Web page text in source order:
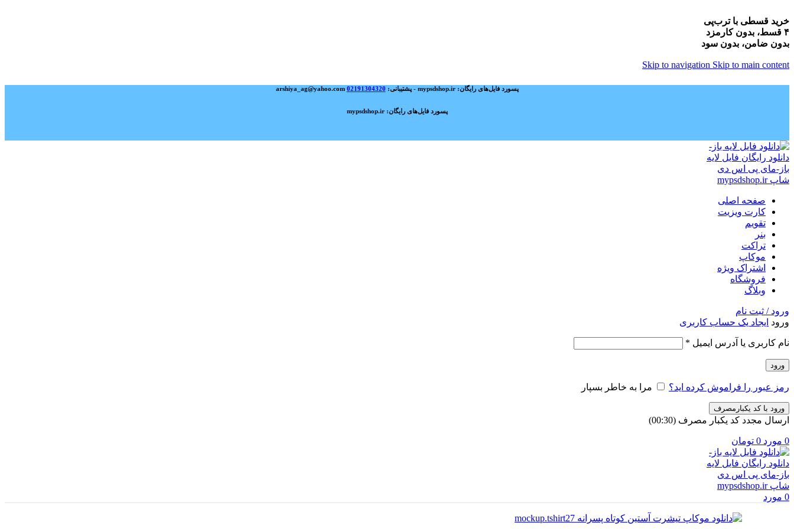
خرید قسطی با ترب‌پی
۴ قسط، بدون کارمزد
بدون ضامن، بدون سود
Skip to navigation Skip to main content
پسورد فایل‌های رایگان: mypsdshop.ir - پشتیبانی: arshiya_ag@yahoo.com 02191304320
پسورد فایل‌های رایگان: mypsdshop.ir
صفحه اصلی
کارت ویزیت
تقویم
بنر
تراکت
موکاپ
اشتراک ویژه
فروشگاه
وبلاگ
ورود / ثبت نام
ورود ایجاد یک حساب کاربری
نام کاربری یا آدرس ایمیل *
ورود
رمز عبور را فراموش کرده اید؟ مرا به خاطر بسپار
ورود با کد یکبارمصرف
ارسال مجدد کد یکبار مصرف (00:
30
)
0 مورد 0 تومان
0 مورد